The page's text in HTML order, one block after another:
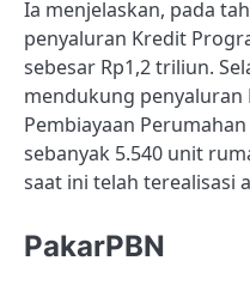
Ia menjelaskan, pada
penyaluran Kredit
sebesar Rp1,2 triliun.
mendukung penyaluran
Pembiayaan
sebanyak 5.540 unit
saat ini telah terealisasi
PakarPBN